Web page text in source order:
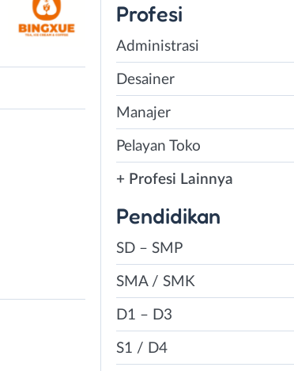
Profesi
Administrasi
Desainer
Manajer
Pelayan Toko
+ Profesi Lainnya
Pendidikan
SD – SMP
SMA / SMK
D1 – D3
S1 / D4